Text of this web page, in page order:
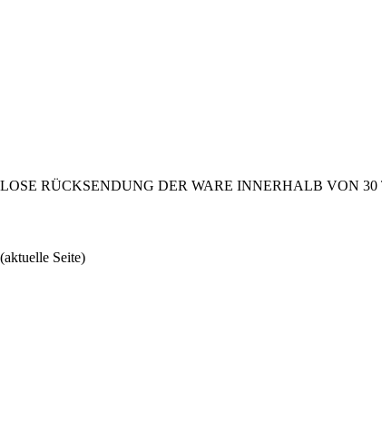
RÜCKSENDUNG DER WARE INNERHALB VON
(aktuelle Seite)